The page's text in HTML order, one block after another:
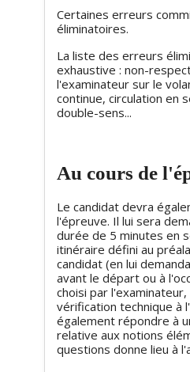
Certaines erreurs
éliminatoires.
La liste des erreurs
exhaustive : non-
l'examinateur sur le
continue, circulation en
double-sens...
Au cours de
Le candidat devra
l'épreuve. Il lui sera
durée de 5 minutes en
itinéraire défini au
candidat (en lui
avant le départ ou à
choisi par
vérification technique à
également répondre à
relative aux notions
questions donne lieu à